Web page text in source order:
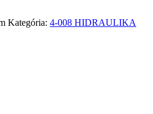
Kategória: 4-008 HIDRAULIKA